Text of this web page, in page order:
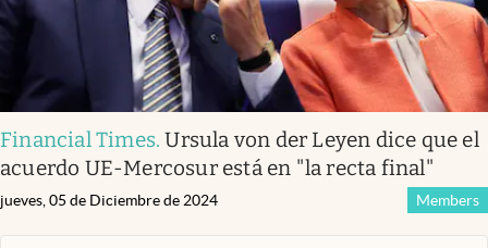
abre en nueva pestaña
Argentina
Financial Times.Ursula von der Leyen dice que el
acuerdo UE-Mercosur está en "la recta final"
Members
jueves, 05 de Diciembre de 2024